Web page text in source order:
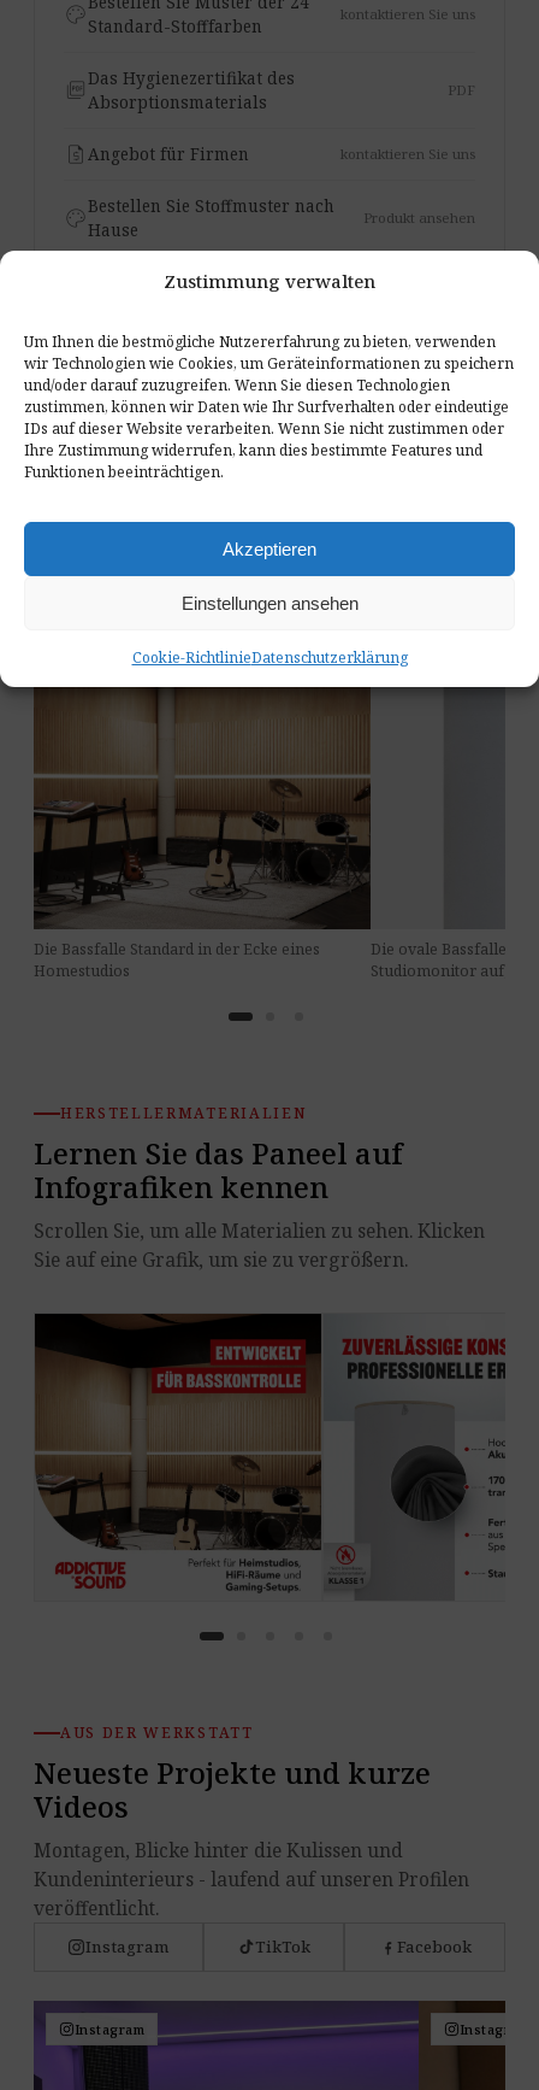
Zustimmung verwalten
Um Ihnen die bestmögliche Nutzererfahrung zu bieten, verwenden
wir Technologien wie Cookies, um Geräteinformationen zu speichern
und/oder darauf zuzugreifen. Wenn Sie diesen Technologien
zustimmen, können wir Daten wie Ihr Surfverhalten oder eindeutige
IDs auf dieser Website verarbeiten. Wenn Sie nicht zustimmen oder
Ihre Zustimmung widerrufen, kann dies bestimmte Features und
Funktionen beeinträchtigen.
Akzeptieren
Einstellungen ansehen
Cookie-RichtlinieDatenschutzerklärung
paletteStandard-Stofffarben
kontaktieren Sie uns
picture_as_pdf Das Hygienezertifikat des
Absorptionsmaterials
PDF
request_quote Angebot für Firmen kontaktieren Sie uns
paletteBestellen Sie Stoffmuster nach
Hause
Produkt ansehen
PROJEKTE
Sehen Sie die Bassfalle Standard
in fertigen Interieurs
Der ovale Korpus und 24 Stofffarben passen die
Die Bassfalle Standard in der Ecke eines
Homestudios
Die ovale Bassfalle
Studiomonitor
HERSTELLERMATERIALIEN
Lernen Sie das Paneel auf
Infografiken kennen
Scrollen Sie, um alle Materialien zu sehen. Klicken
Sie auf eine Grafik, um sie zu vergrößern.
AUS DER WERKSTATT
Neueste Projekte und kurze
Videos
Montagen, Blicke hinter die Kulissen und
Kundeninterieurs - laufend auf unseren Profilen
veröffentlicht.
Instagram TikTok Facebook
Instagram Instagram